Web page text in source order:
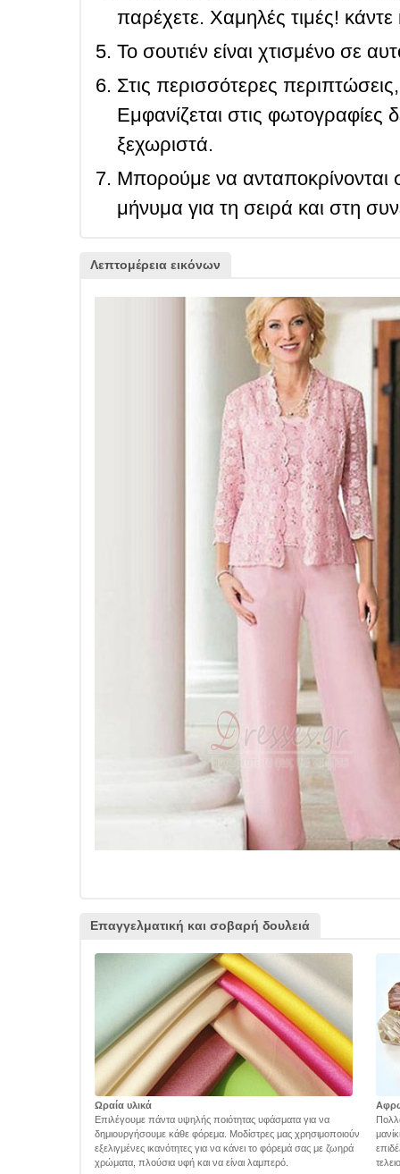
παρέχετε. Χαμηλές τιμές! κάντε
Το σουτιέν είναι χτισμένο σε
Στις περισσότερες
Εμφανίζεται στις φωτογραφίες
ξεχωριστά.
Μπορούμε να ανταποκρίνονται
μήνυμα για τη σειρά και στη
Λεπτομέρεια εικόνων
Επαγγελματική και σοβαρή δουλειά
Ωραία υλικά
Επιλέγουμε πάντα υψηλής ποιότητας υφάσματα για να
δημιουργήσουμε κάθε φόρεμα. Μοδίστρες μας χρησιμοποιούν
εξελιγμένες ικανότητες για να κάνει το φόρεμά σας με ζωηρά
χρώματα, πλούσια υφή και να είναι λαμπερό.